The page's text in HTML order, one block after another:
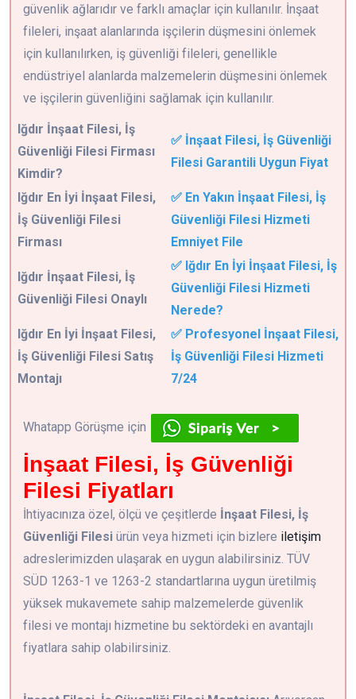
güvenlik ağlarıdır ve farklı amaçlar için kullanılır. İnşaat
fileleri, inşaat alanlarında işçilerin düşmesini önlemek
için kullanılırken, iş güvenliği fileleri, genellikle
endüstriyel alanlarda malzemelerin düşmesini önlemek
ve işçilerin güvenliğini sağlamak için kullanılır.
Iğdır İnşaat Filesi, İş
Güvenliği Filesi Firması
Kimdir?
✅ İnşaat Filesi, İş Güvenliği
Filesi Garantili Uygun Fiyat
Iğdır En İyi İnşaat Filesi,
İş Güvenliği Filesi
Firması
✅ En Yakın İnşaat Filesi, İş
Güvenliği Filesi Hizmeti
Emniyet File
Iğdır İnşaat Filesi, İş
Güvenliği Filesi Onaylı
✅ Iğdır En İyi İnşaat Filesi, İş
Güvenliği Filesi Hizmeti
Nerede?
Iğdır En İyi İnşaat Filesi,
İş Güvenliği Filesi Satış
Montajı
✅ Profesyonel İnşaat Filesi,
İş Güvenliği Filesi Hizmeti
7/24
Whatapp Görüşme için
İnşaat Filesi, İş Güvenliği
Filesi Fiyatları
İhtiyacınıza özel, ölçü ve çeşitlerde İnşaat Filesi, İş
Güvenliği Filesi ürün veya hizmeti için bizlere iletişim
adreslerimizden ulaşarak en uygun alabilirsiniz. TÜV
SÜD 1263-1 ve 1263-2 standartlarına uygun üretilmiş
yüksek mukavemete sahip malzemelerde güvenlik
filesi ve montajı hizmetine bu sektördeki en avantajlı
fiyatlara sahip olabilirsiniz.